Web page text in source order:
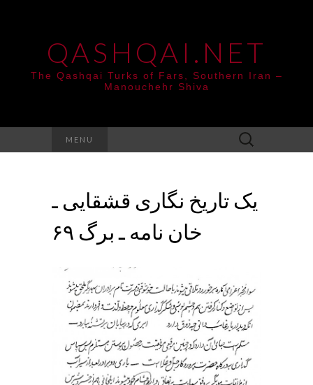
QASHQAI.NET
The Qashqai Turks of Fars, Southern Iran –
Manouchehr Shiva
MENU
Search
for:
یک تاریخ نگاری قشقایی ـ
خان نامه ـ برگ ۶۹